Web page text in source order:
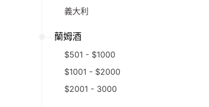
義大利
蘭姆酒
$501 - $1000
$1001 - $2000
$2001 - 3000